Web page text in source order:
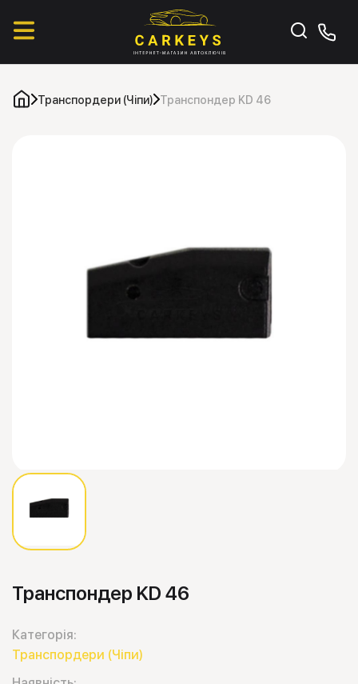
Транспордери (Чіпи) Транспондер KD 46
Транспондер KD 46
Категорія:
Транспордери (Чіпи)